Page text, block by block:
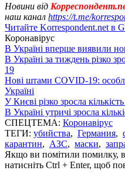
Новини від
наш канал https://t.me/
Читайте Korrespondent.net в
Коронавірус
В Україні вперше виявили
В Україні за тиждень різко
19
Нові штами COVID-19:
Україні
У Києві різко зросла
В Україні утричі зросла
СПЕЦТЕМА: Коронавірус
ТЕГИ: убийства, Германия,
карантин, АЗС, маски,
Якщо ви помітили помилку,
натисніть Ctrl + Enter, щоб